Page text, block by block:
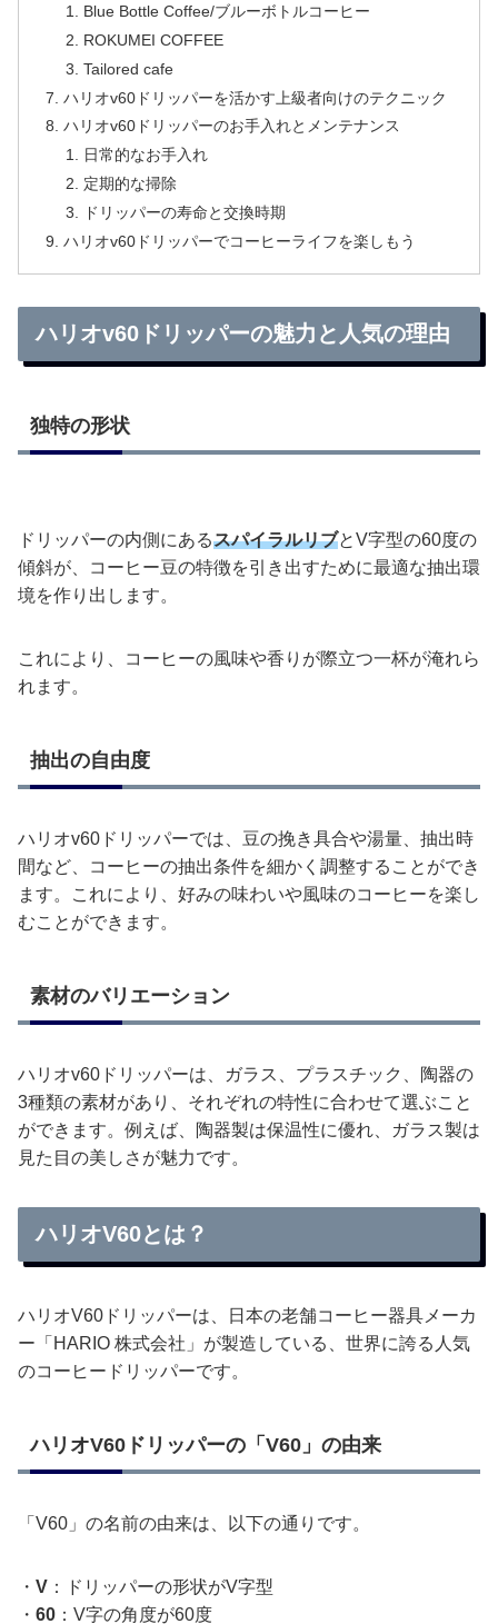
Blue Bottle Coffee/ブルーボトルコーヒー
ROKUMEI COFFEE
Tailored cafe
ハリオv60ドリッパーを活かす上級者向けのテクニック
ハリオv60ドリッパーのお手入れとメンテナンス
日常的なお手入れ
定期的な掃除
ドリッパーの寿命と交換時期
ハリオv60ドリッパーでコーヒーライフを楽しもう
ハリオv60ドリッパーの魅力と人気の理由
独特の形状
ドリッパーの内側にあるスパイラルリブとV字型の60度の
傾斜が、コーヒー豆の特徴を引き出すために最適な抽出環
境を作り出します。
これにより、コーヒーの風味や香りが際立つ一杯が淹れら
れます。
抽出の自由度
ハリオv60ドリッパーでは、豆の挽き具合や湯量、抽出時
間など、コーヒーの抽出条件を細かく調整することができ
ます。これにより、好みの味わいや風味のコーヒーを楽し
むことができます。
素材のバリエーション
ハリオv60ドリッパーは、ガラス、プラスチック、陶器の
3種類の素材があり、それぞれの特性に合わせて選ぶこと
ができます。例えば、陶器製は保温性に優れ、ガラス製は
見た目の美しさが魅力です。
ハリオV60とは？
ハリオV60ドリッパーは、日本の老舗コーヒー器具メーカ
ー「HARIO 株式会社」が製造している、世界に誇る人気
のコーヒードリッパーです。
ハリオV60ドリッパーの「V60」の由来
「V60」の名前の由来は、以下の通りです。
・ V ：ドリッパーの形状がV字型
・ 60 ：V字の角度が60度